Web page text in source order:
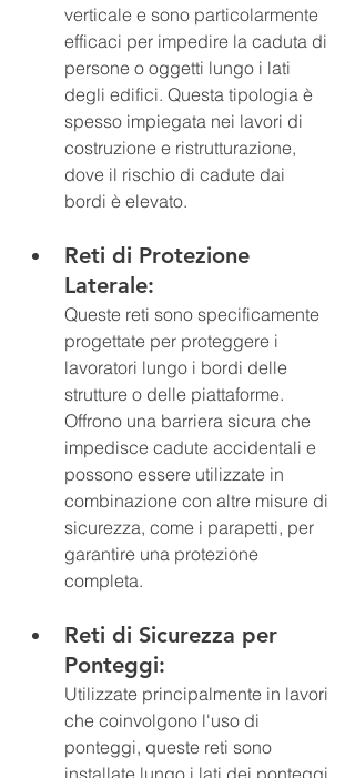
verticale e sono particolarmente
efficaci per impedire la caduta di
persone o oggetti lungo i lati
degli edifici. Questa tipologia è
spesso impiegata nei lavori di
costruzione e ristrutturazione,
dove il rischio di cadute dai
bordi è elevato.
Reti di Protezione
Laterale:
Queste reti sono specificamente
progettate per proteggere i
lavoratori lungo i bordi delle
strutture o delle piattaforme.
Offrono una barriera sicura che
impedisce cadute accidentali e
possono essere utilizzate in
combinazione con altre misure di
sicurezza, come i parapetti, per
garantire una protezione
completa.
Reti di Sicurezza per
Ponteggi:
Utilizzate principalmente in lavori
che coinvolgono l'uso di
ponteggi, queste reti sono
installate lungo i lati dei ponteggi